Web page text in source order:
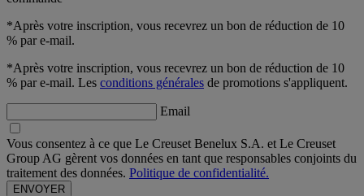
*Après votre inscription, vous recevrez un bon de réduction de 10
% par e-mail.
*Après votre inscription, vous recevrez un bon de réduction de 10
% par e-mail. Les conditions générales de promotions s'appliquent.
Email
Vous consentez à ce que Le Creuset Benelux S.A. et Le Creuset
Group AG gèrent vos données en tant que responsables conjoints du
traitement des données. Politique de confidentialité.